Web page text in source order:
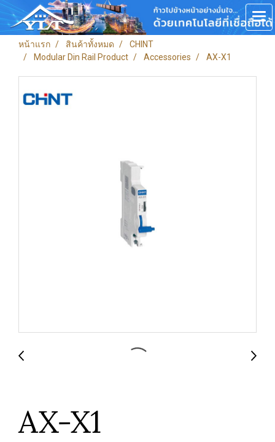
หน้าแรก สินค้าทั้งหมด
CHINT
Modular Din Rail Product
Accessories AX-X1
AX-X1